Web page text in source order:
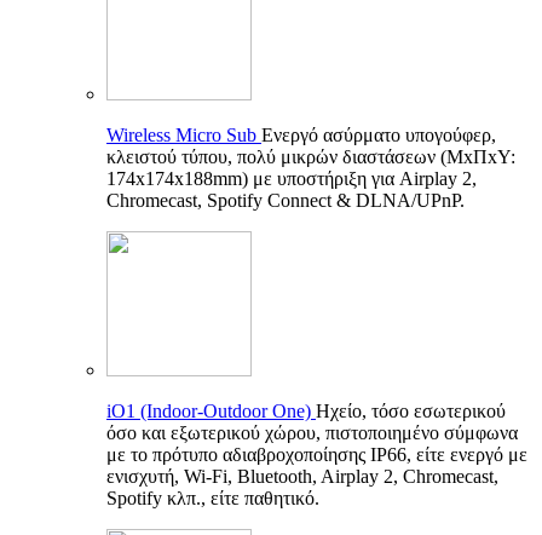
Wireless Micro Sub Ενεργό ασύρματο υπογούφερ,
κλειστού τύπου, πολύ μικρών διαστάσεων (ΜxΠxΥ:
174x174x188mm) με υποστήριξη για Airplay 2,
Chromecast, Spotify Connect & DLNA/UPnP.
iO1 (Indoor-Outdoor One) Ηχείο, τόσο εσωτερικού
όσο και εξωτερικού χώρου, πιστοποιημένο σύμφωνα
με το πρότυπο αδιαβροχοποίησης IP66, είτε ενεργό με
ενισχυτή, Wi-Fi, Bluetooth, Airplay 2, Chromecast,
Spotify κλπ., είτε παθητικό.